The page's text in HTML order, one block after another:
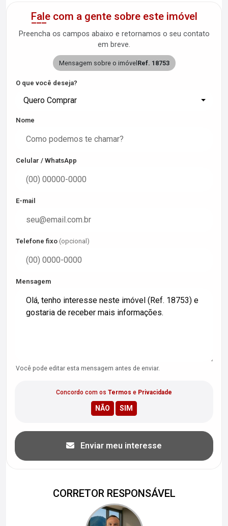
Fale com a gente sobre este imóvel
Preencha os campos abaixo e retornamos o seu contato
em breve.
Mensagem sobre o imóvel Ref. 18753
O que você deseja?
Quero Comprar
Nome
Celular / WhatsApp
E-mail
Telefone fixo (opcional)
Mensagem
Você pode editar esta mensagem antes de enviar.
Concordo com os Termos e Privacidade
Enviar meu interesse
CORRETOR RESPONSÁVEL